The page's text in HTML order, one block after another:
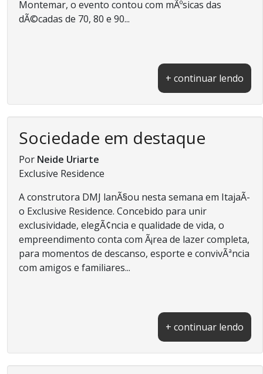
Montemar, o evento contou com mÃºsicas das
dÃ©cadas de 70, 80 e 90...
+ continuar lendo
Sociedade em destaque
Por Neide Uriarte
Exclusive Residence
A construtora DMJ lanÃ§ou nesta semana em ItajaÃ­
o Exclusive Residence. Concebido para unir
exclusividade, elegÃ¢ncia e qualidade de vida, o
empreendimento conta com Ã¡rea de lazer completa,
para momentos de descanso, esporte e convivÃªncia
com amigos e familiares...
+ continuar lendo